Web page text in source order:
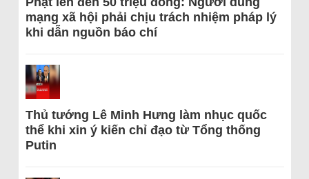
mạng xã hội phải chịu trách nhiệm pháp lý
khi dẫn nguồn báo chí
Thủ tướng Lê Minh Hưng làm nhục quốc
thể khi xin ý kiến chỉ đạo từ Tổng thống
Putin